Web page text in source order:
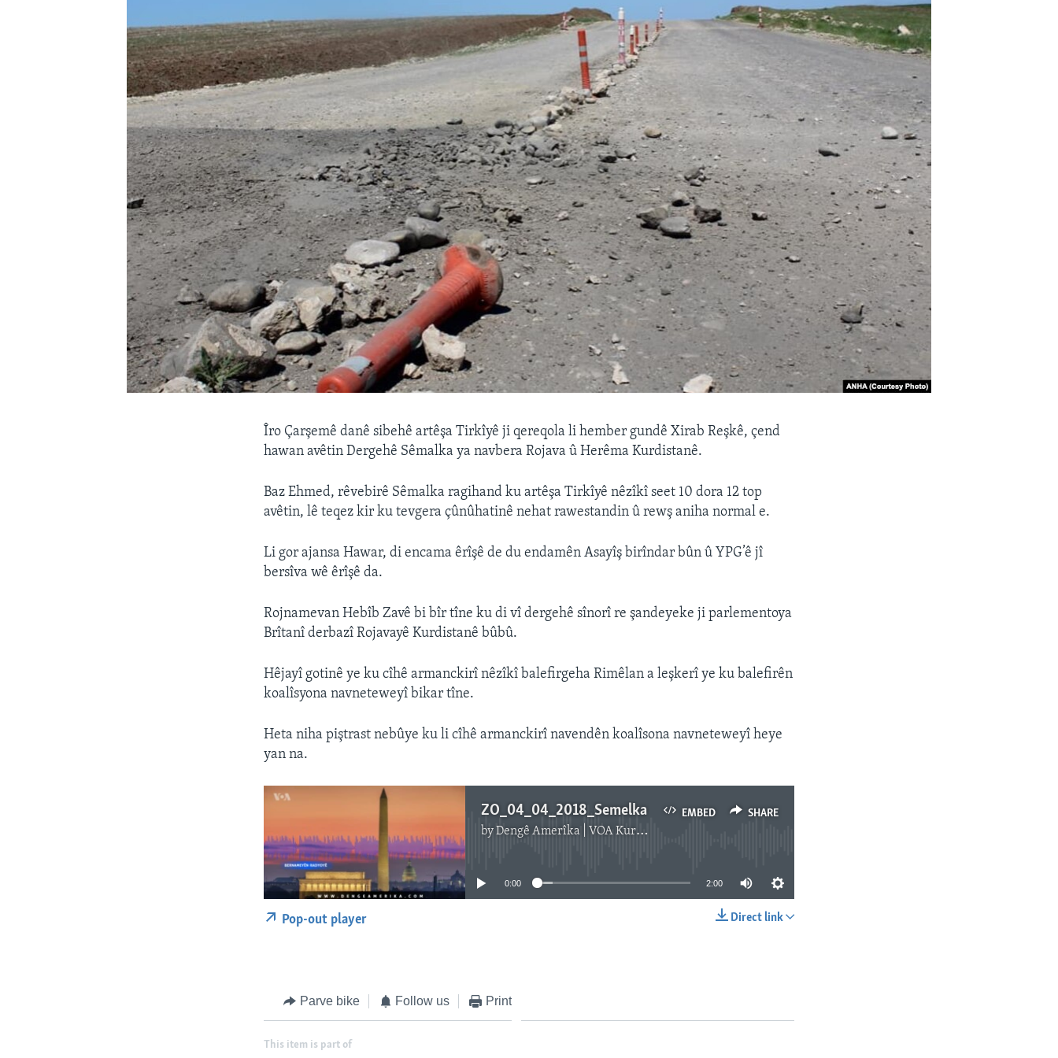
Îro Çarşemê danê sibehê artêşa Tirkîyê ji qereqola li hember gundê Xirab Reşkê, çend
hawan avêtin Dergehê Sêmalka ya navbera Rojava û Herêma Kurdistanê.
Baz Ehmed, rêvebirê Sêmalka ragihand ku artêşa Tirkîyê nêzîkî seet 10 dora 12 top
avêtin, lê teqez kir ku tevgera çûnûhatinê nehat rawestandin û rewş aniha normal e.
Li gor ajansa Hawar, di encama êrîşê de du endamên Asayîş birîndar bûn û YPG’ê jî
bersîva wê êrîşê da.
Rojnamevan Hebîb Zavê bi bîr tîne ku di vî dergehê sînorî re şandeyeke ji parlementoya
Brîtanî derbazî Rojavayê Kurdistanê bûbû.
Hêjayî gotinê ye ku cîhê armanckirî nêzîkî balefirgeha Rimêlan a leşkerî ye ku balefirên
koalîsyona navneteweyî bikar tîne.
Heta niha piştrast nebûye ku li cîhê armanckirî navendên koalîsona navneteweyî heye
yan na.
EMBED SHARE
ZO_04_04_2018_Semelka
byDengê Amerîka | VOA Kurmanji
No media source currently available
0:00 2:00
Direct link
Pop-out player
Parve bike Follow us Print
This item is part of